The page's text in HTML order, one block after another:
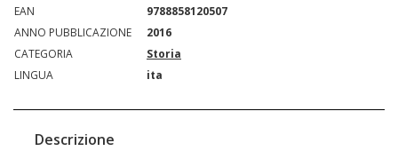
EAN
9788858120507
ANNO PUBBLICAZIONE
2016
CATEGORIA
Storia
LINGUA
ita
Descrizione